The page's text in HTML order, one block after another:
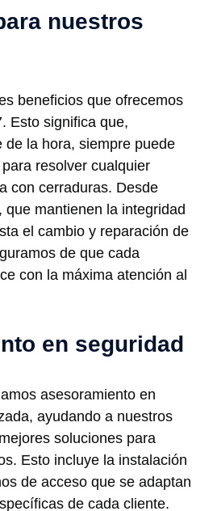
nuestros
beneficios que ofrecemos
Esto significa que,
de la hora, siempre puede
resolver cualquier
con cerraduras. Desde
que mantienen la integridad
el cambio y reparación de
de que cada
con la máxima atención al
en seguridad
asesoramiento en
ayudando a nuestros
soluciones para
Esto incluye la instalación
de acceso que se adaptan
de cada cliente.